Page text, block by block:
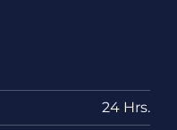
24 Hrs.